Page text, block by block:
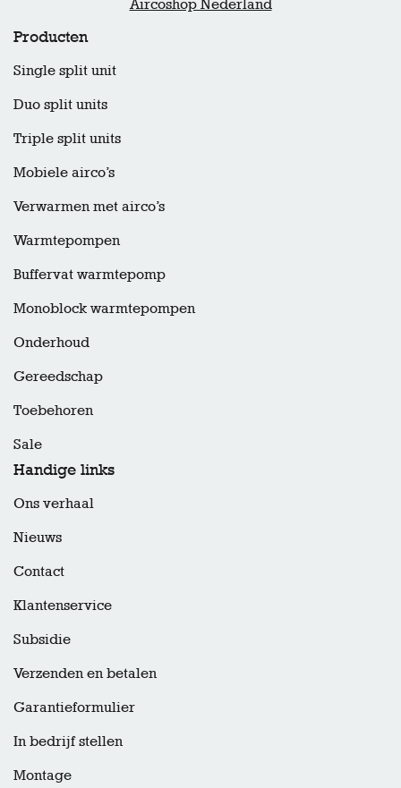
Aircoshop Nederland
Producten
Single split unit
Duo split units
Triple split units
Mobiele airco’s
Verwarmen met airco’s
Warmtepompen
Buffervat warmtepomp
Monoblock warmtepompen
Onderhoud
Gereedschap
Toebehoren
Sale
Handige links
Ons verhaal
Nieuws
Contact
Klantenservice
Subsidie
Verzenden en betalen
Garantieformulier
In bedrijf stellen
Montage